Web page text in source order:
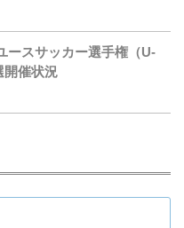
ースサッカー選手権（U-
催状況